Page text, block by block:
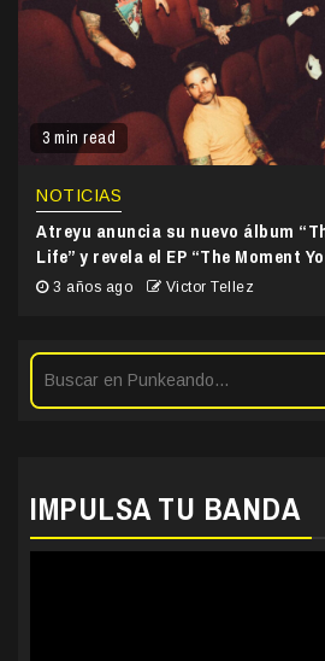
3 min read
NOTICIAS
Atreyu anuncia su nuevo álbum
Life” y revela el EP “The Moment
3 años ago Victor Tellez
IMPULSA TU BANDA